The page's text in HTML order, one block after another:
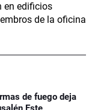
en edificios
de la oficina
de fuego deja